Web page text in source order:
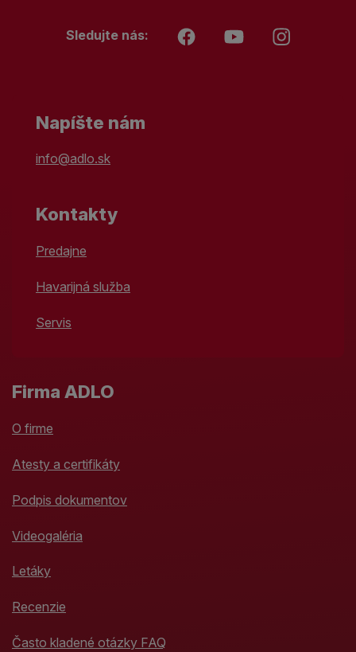
Sledujte nás:
Napíšte nám
info@adlo.sk
Kontakty
Predajne
Havarijná služba
Servis
Firma ADLO
O firme
Atesty a certifikáty
Podpis dokumentov
Videogaléria
Letáky
Recenzie
Často kladené otázky FAQ